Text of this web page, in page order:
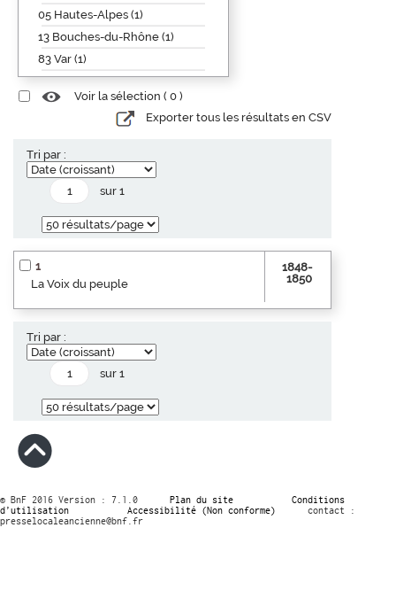
05 Hautes-Alpes (1)
13 Bouches-du-Rhône (1)
83 Var (1)
Voir la sélection ( 0 )
Exporter tous les résultats en CSV
Tri par :
sur 1
1
La Voix du peuple
1848-
1850
Tri par :
sur 1
© BnF 2016 Version : 7.1.0 Plan du site
Conditions
d’utilisation
Accessibilité (Non conforme)
contact :
presselocaleancienne@bnf.fr